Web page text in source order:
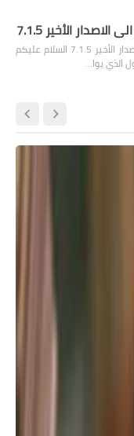
الأخير 7.1.5
تحديث نسخة تطبيق فودو الى الاصدار الأخير 7.1.5 السلام عليكم
الذي يوا…